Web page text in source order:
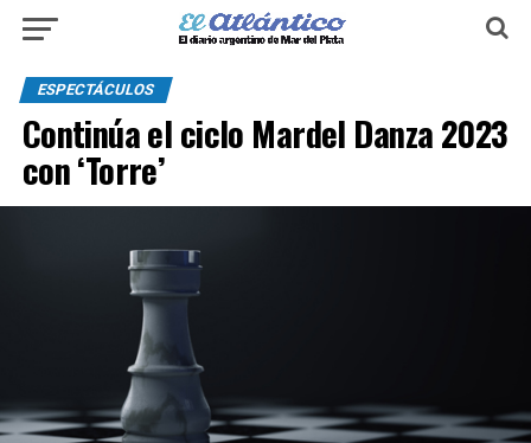
ESPECTÁCULOS
Continúa el ciclo Mardel Danza 2023
con ‘Torre’